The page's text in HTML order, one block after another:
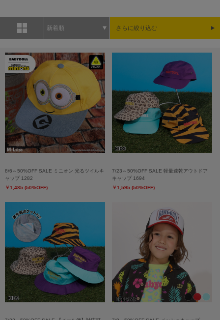
新着順 さらに絞り込む
8/6～50%OFF SALE ミニオン 光るツイルキ
ャップ 1282
￥1,485 (50%OFF)
7/23～50%OFF SALE 軽量速乾アウトドア
キャップ 1694
￥1,595 (50%OFF)